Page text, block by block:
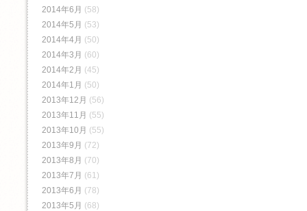
2014年6月 (58)
2014年5月 (53)
2014年4月 (50)
2014年3月 (60)
2014年2月 (45)
2014年1月 (50)
2013年12月 (56)
2013年11月 (55)
2013年10月 (55)
2013年9月 (72)
2013年8月 (70)
2013年7月 (61)
2013年6月 (78)
2013年5月 (68)